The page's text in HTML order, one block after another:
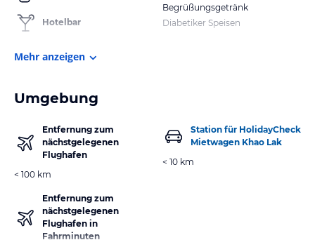
Hotelbar
Begrüßungsgetränk
Diabetiker Speisen
Mehr anzeigen
Umgebung
Entfernung zum
nächstgelegenen
Flughafen
< 100 km
Entfernung zum
nächstgelegenen
Flughafen in
Fahrminuten
Station für HolidayCheck
Mietwagen Khao Lak
< 10 km